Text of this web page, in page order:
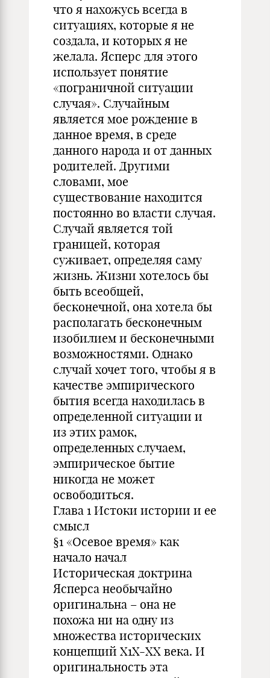
что я нахожусь всегда в
ситуациях, которые я не
создала, и которых я не
желала. Ясперс для этого
использует понятие
«пограничной ситуации
случая». Случайным
является мое рождение в
данное время, в среде
данного народа и от данных
родителей. Другими
словами, мое
существование находится
постоянно во власти случая.
Случай является той
границей, которая
суживает, определяя саму
жизнь. Жизни хотелось бы
быть всеобщей,
бесконечной, она хотела бы
располагать бесконечным
изобилием и бесконечными
возможностями. Однако
случай хочет того, чтобы я в
качестве эмпирического
бытия всегда находилась в
определенной ситуации и
из этих рамок,
определенных случаем,
эмпирическое бытие
никогда не может
освободиться.
Глава 1 Истоки истории и ее
смысл
§1 «Осевое время» как
начало начал
Историческая доктрина
Ясперса необычайно
оригинальна – она не
похожа ни на одну из
множества исторических
концепций Х1Х-ХХ века. И
оригинальность эта